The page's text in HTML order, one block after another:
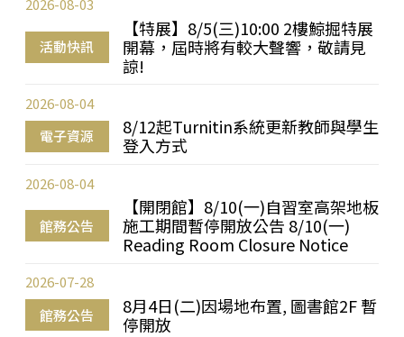
活動快訊
【特展】8/5(三)10:00 2樓鯨掘特展
開幕，屆時將有較大聲響，敬請見
諒!
2026-08-03
電子資源
8/12起Turnitin系統更新教師與學生
登入方式
2026-08-04
館務公告
【開閉館】8/10(一)自習室高架地板
施工期間暫停開放公告 8/10(一)
Reading Room Closure Notice
2026-08-04
館務公告
8月4日(二)因場地布置, 圖書館2F 暫
停開放
2026-07-28